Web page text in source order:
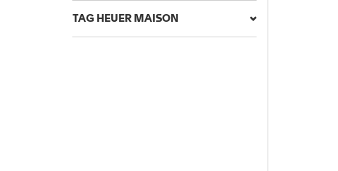
TAG HEUER MAISON